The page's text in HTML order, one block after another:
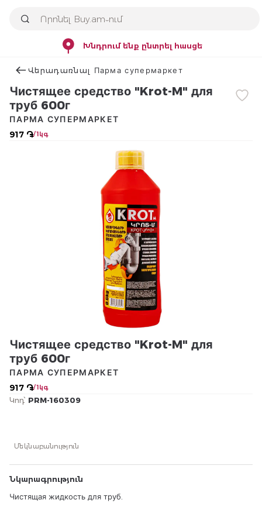
Խնդրում ենք ընտրել հասցե
Վերադառնալ Парма супермаркет
Чистящее средство "Krot-M" для
труб 600г
917 ֏/ 1կգ
ПАРМА СУПЕРМАРКЕТ
Чистящее средство "Krot-M" для
труб 600г
917 ֏/ 1կգ
ПАРМА СУПЕРМАРКЕТ
Կոդ՝ PRM-160309
Մեկնաբանություն
Նկարագրություն
Чистящая жидкость для труб.